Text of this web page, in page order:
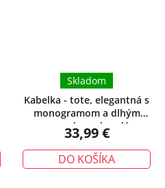
Kabelka - tote, elegantná s
monogramom a dlhým
popruhom, hnedá
Skladom
33,99 €
DO KOŠÍKA